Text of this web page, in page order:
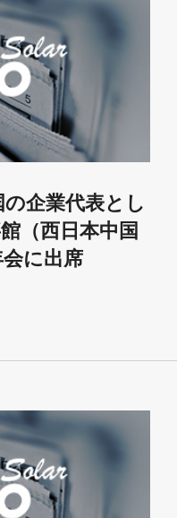
企業代表とし
（西日本中国
に出席